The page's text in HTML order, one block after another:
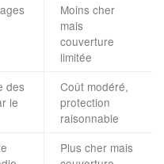
Moins cher
mais
couverture
limitée
des
le
Coût modéré,
protection
raisonnable
Plus cher mais